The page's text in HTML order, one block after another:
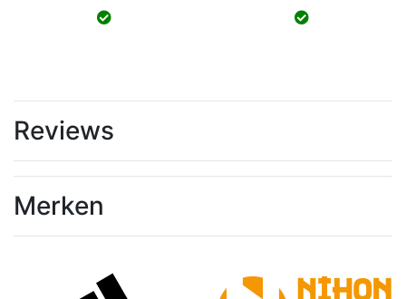
prijs
prijs
Reviews
Merken